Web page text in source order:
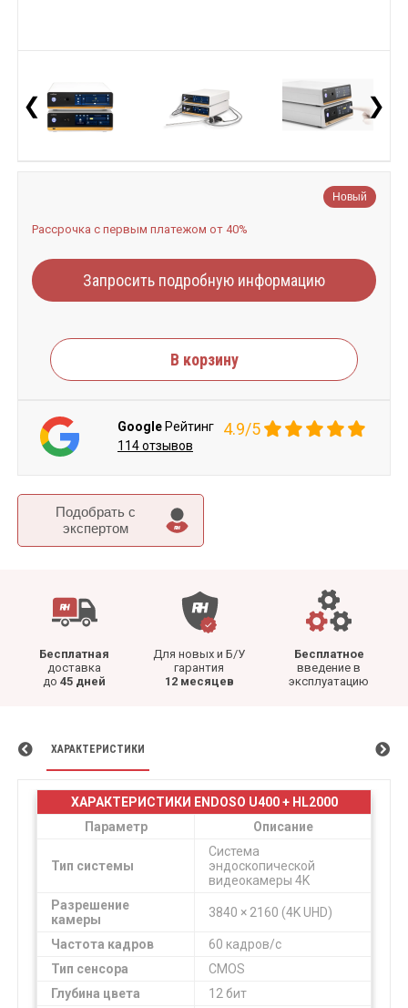
❮ ❯
Подобрать c
экспертом
Бесплатная
доставка
до 45 дней
Для новых и Б/У
гарантия
12 месяцев
Бесплатное
введение в
эксплуатацию
Новый
Рассрочка с первым платежом от 40%
Запросить подробную информацию
В корзину
Google Рейтинг 4.9/5
114 отзывов
ХАРАКТЕРИСТИКИ
ХАРАКТЕРИСТИКИ ENDOSO U400 + HL2000
Параметр
Описание
Тип системы
Система
эндоскопической
видеокамеры 4K
Разрешение
камеры
3840 × 2160 (4K UHD)
Частота кадров
60 кадров/с
Тип сенсора
CMOS
Глубина цвета
12 бит